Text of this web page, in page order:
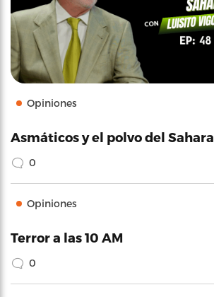
Opiniones
Asmáticos y el polvo del Sahara
0
Opiniones
Terror a las 10 AM
0